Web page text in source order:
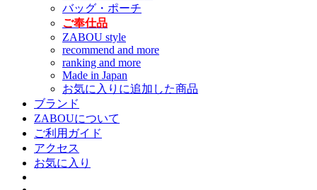
バッグ・ポーチ
ご奉仕品
ZABOU style
recommend and more
ranking and more
Made in Japan
お気に入りに追加した商品
ブランド
ZABOUについて
ご利用ガイド
アクセス
お気に入り